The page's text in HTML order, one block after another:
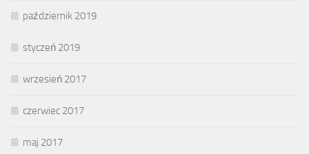
październik 2019
styczeń 2019
wrzesień 2017
czerwiec 2017
maj 2017